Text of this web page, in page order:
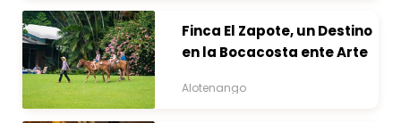
Finca El Zapote, un Destino
en la Bocacosta ente Arte
Alotenango